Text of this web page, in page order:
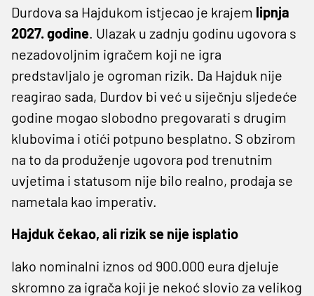
Durdova sa Hajdukom istjecao je krajem lipnja
2027. godine. Ulazak u zadnju godinu ugovora s
nezadovoljnim igračem koji ne igra
predstavljalo je ogroman rizik. Da Hajduk nije
reagirao sada, Durdov bi već u siječnju sljedeće
godine mogao slobodno pregovarati s drugim
klubovima i otići potpuno besplatno. S obzirom
na to da produženje ugovora pod trenutnim
uvjetima i statusom nije bilo realno, prodaja se
nametala kao imperativ.
Hajduk čekao, ali rizik se nije isplatio
Iako nominalni iznos od 900.000 eura djeluje
skromno za igrača koji je nekoć slovio za velikog